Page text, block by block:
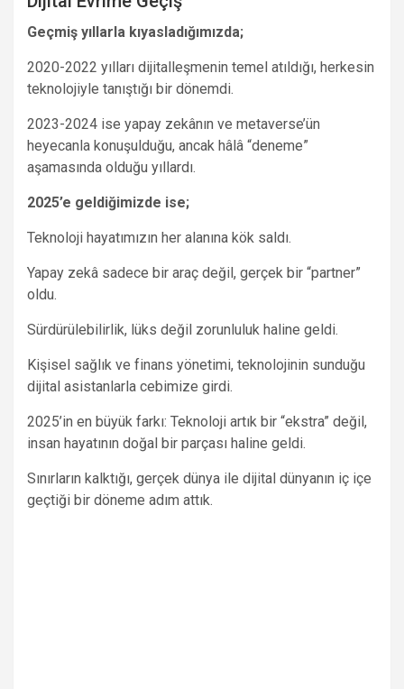
Geçmiş yıllarla kıyasladığımızda;
2020-2022 yılları dijitalleşmenin temel atıldığı, herkesin
teknolojiyle tanıştığı bir dönemdi.
2023-2024 ise yapay zekânın ve metaverse’ün
heyecanla konuşulduğu, ancak hâlâ “deneme”
aşamasında olduğu yıllardı.
2025’e geldiğimizde ise;
Teknoloji hayatımızın her alanına kök saldı.
Yapay zekâ sadece bir araç değil, gerçek bir “partner”
oldu.
Sürdürülebilirlik, lüks değil zorunluluk haline geldi.
Kişisel sağlık ve finans yönetimi, teknolojinin sunduğu
dijital asistanlarla cebimize girdi.
2025’in en büyük farkı: Teknoloji artık bir “ekstra” değil,
insan hayatının doğal bir parçası haline geldi.
Sınırların kalktığı, gerçek dünya ile dijital dünyanın iç içe
geçtiği bir döneme adım attık.